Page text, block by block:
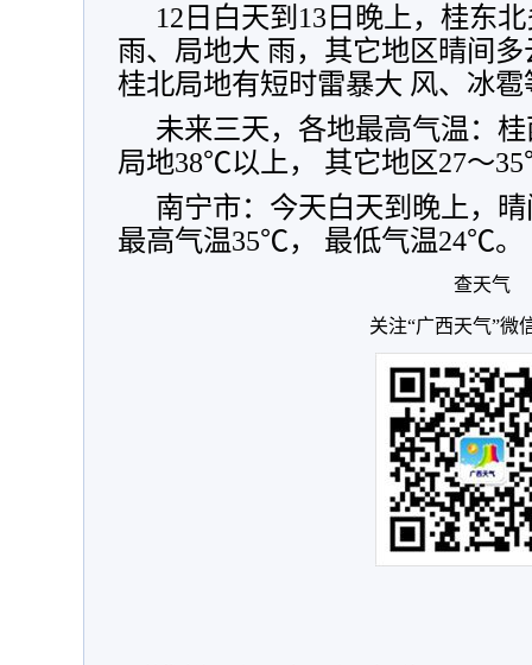
12日白天到13日晚上，桂东
雨、局地大 雨，其它地区晴间
桂北局地有短时雷暴大 风、冰
未来三天，各地最高气温：
局地38℃以上， 其它地区27～
南宁市：今天白天到晚上，
最高气温35℃， 最低气温24℃。
查天气
关注“广西天气”微